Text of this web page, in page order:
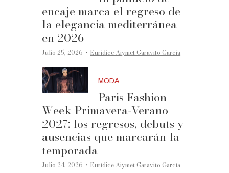
encaje marca el regreso de
la elegancia mediterránea
en 2026
Julio 25, 2026 ·Eurídice Aiymet Garavito García
MODA
Paris Fashion
Week Primavera-Verano
2027: los regresos, debuts y
ausencias que marcarán la
temporada
Julio 24, 2026 ·Eurídice Aiymet Garavito García